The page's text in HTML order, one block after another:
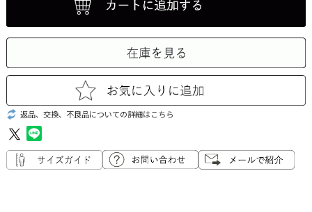
返品、交換、不良品についての詳細はこちら